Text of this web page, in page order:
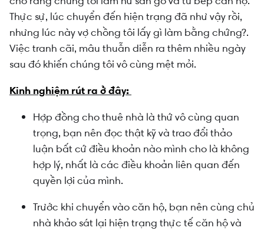
Thực sự, lúc chuyển đến hiện trạng đã như vậy rồi,
nhưng lúc này vợ chồng tôi lấy gì làm bằng chứng?.
Việc tranh cãi, mâu thuẫn diễn ra thêm nhiều ngày
sau đó khiến chúng tôi vô cùng mệt mỏi.
Kinh nghiệm rút ra ở đây:
Hợp đồng cho thuê nhà là thứ vô cùng quan
trọng, bạn nên đọc thật kỹ và trao đổi thảo
luận bất cứ điều khoản nào mình cho là không
hợp lý, nhất là các điều khoản liên quan đến
quyền lợi của mình.
Trước khi chuyển vào căn hộ, bạn nên cùng chủ
nhà khảo sát lại hiện trạng thực tế căn hộ và